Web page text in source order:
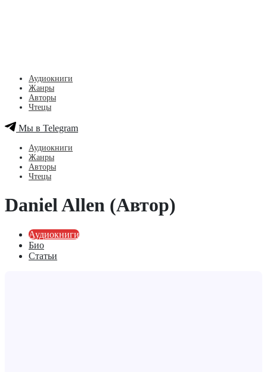
Аудиокниги
Жанры
Авторы
Чтецы
Мы в Telegram
Аудиокниги
Жанры
Авторы
Чтецы
Daniel Allen (Автор)
Аудиокниги
Био
Статьи